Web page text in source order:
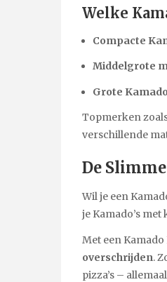
Welke
Compacte
Middelgrote
Grote
Topmerken
verschillende
De
Wil je een
je Kamado’s
Met een Kamado
overschrijden.
pizza’s –